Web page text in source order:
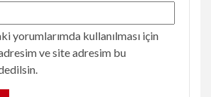
yorumlarımda kullanılması için
ve site adresim bu